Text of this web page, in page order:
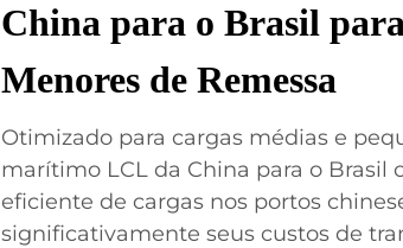
China para o Brasil
Menores de Remessa
Otimizado para cargas médias e
marítimo LCL da China para o Brasil
eficiente de cargas nos portos
significativamente seus custos de